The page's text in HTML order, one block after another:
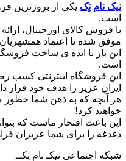
نیک نام تِک یکی از بروزترین
است.
با فروش کالای اورجینال،
موفق شده تا اعتماد
این بار با ایده ی ساخت
است.
این فروشگاه اینترنتی کسب
ایران عزیز را هدف خود قرار
هر آنچه که به ذهن شما خطور
خواهید کرد!
این باعث افتخار ماست که
دغدغه را برای شما عزیزان
شبکه‌ اجتماعی نیکـ نام تِکــ